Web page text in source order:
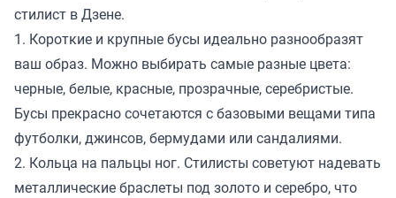
стилист в Дзене.
1. Короткие и крупные бусы идеально разнообразят
ваш образ. Можно выбирать самые разные цвета:
черные, белые, красные, прозрачные, серебристые.
Бусы прекрасно сочетаются с базовыми вещами типа
футболки, джинсов, бермудами или сандалиями.
2. Кольца на пальцы ног. Стилисты советуют надевать
металлические браслеты под золото и серебро, что